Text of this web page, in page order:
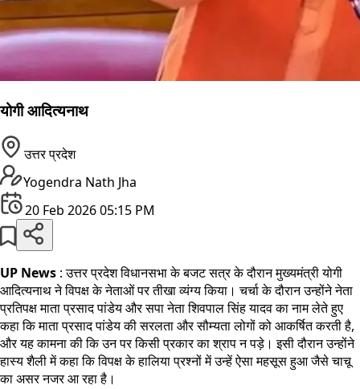
योगी आदित्यनाथ
उत्तर प्रदेश
Yogendra Nath Jha
20 Feb 2026 05:15 PM
UP News : उत्तर प्रदेश विधानसभा के बजट सत्र के दौरान मुख्यमंत्री योगी
आदित्यनाथ ने विपक्ष के नेताओं पर तीखा व्यंग्य किया। चर्चा के दौरान उन्होंने नेता
प्रतिपक्ष माता प्रसाद पांडेय और सपा नेता शिवपाल सिंह यादव का नाम लेते हुए
कहा कि माता प्रसाद पांडेय की सरलता और सौम्यता लोगों को आकर्षित करती है,
और यह कामना की कि उन पर किसी प्रकार का श्राप न पड़े। इसी दौरान उन्होंने
हास्य शैली में कहा कि विपक्ष के हालिया प्रश्नों में उन्हें ऐसा महसूस हुआ जैसे चाचू
का असर नजर आ रहा है।